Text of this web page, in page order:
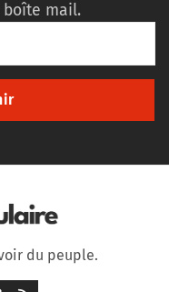
mail.
du peuple.